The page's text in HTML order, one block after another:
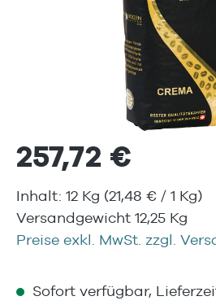
257,72 €
Inhalt: 12 Kg (21,48 € / 1 Kg)
Versandgewicht 12,25 Kg
Preise exkl. MwSt. zzgl.
Sofort verfügbar,